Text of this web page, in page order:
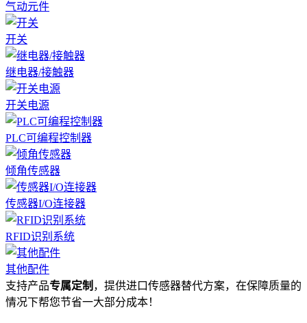
气动元件
开关
继电器/接触器
开关电源
PLC可编程控制器
倾角传感器
传感器I/O连接器
RFID识别系统
其他配件
支持产品专属定制 ，提供进口传感器替代方案，在保障质量的
情况下帮您节省一大部分成本！